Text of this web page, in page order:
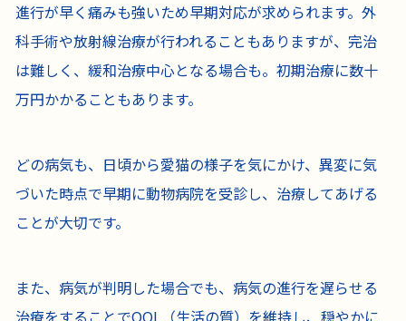
進行が早く痛みも強いため早期対応が求められます。外
科手術や放射線治療が行われることもありますが、完治
は難しく、緩和治療中心となる場合も。初期治療に数十
万円かかることもあります。
どの病気も、日頃から愛猫の様子を気にかけ、異変に気
づいた時点で早期に動物病院を受診し、治療してあげる
ことが大切です。
また、病気が判明した場合でも、病気の進行を遅らせる